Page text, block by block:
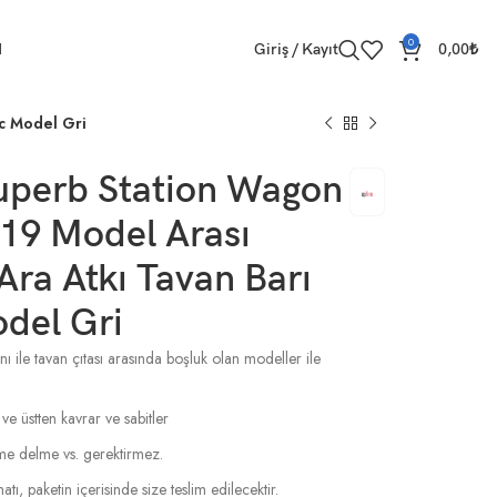
Giriş / Kayıt 0 0,00₺
Model Gri
Station Wagon
Model Arası
Atkı Tavan Barı
Gri
ile tavan çıtası arasında boşluk olan modeller ile
ve üstten kavrar ve sabitler
delme vs. gerektirmez.
paketin içerisinde size teslim edilecektir.